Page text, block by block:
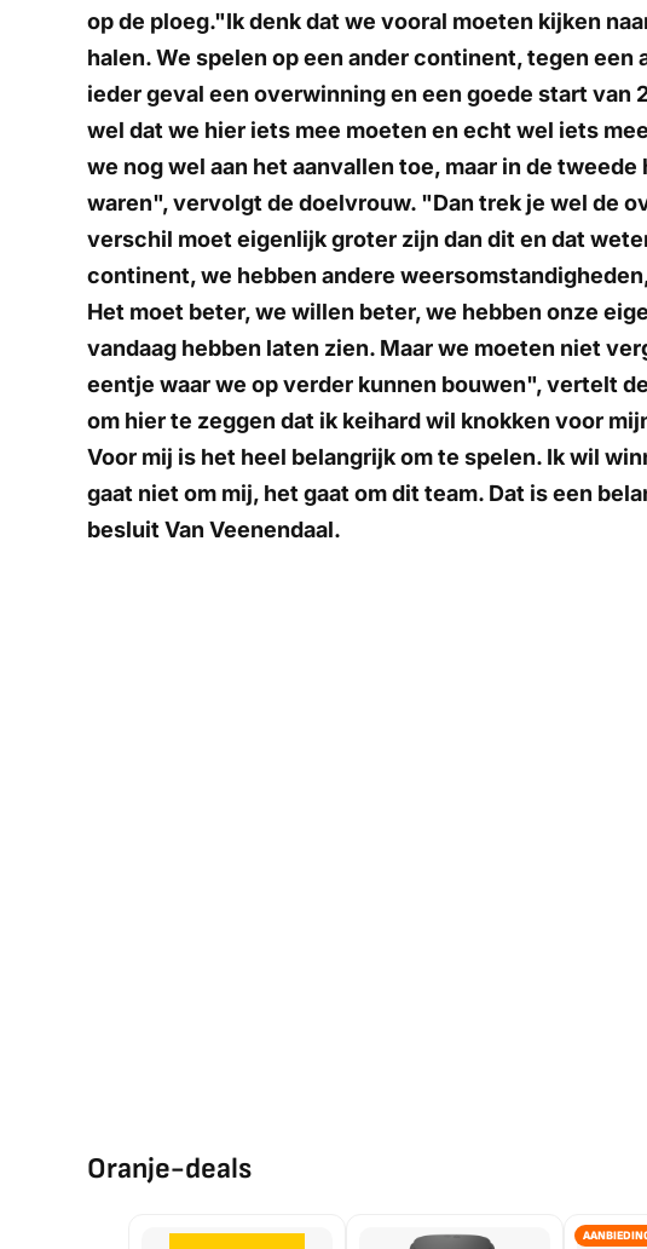
op de ploeg."Ik denk dat we vooral moeten kijken
halen. We spelen op een ander continent, tegen een
ieder geval een overwinning en een goede start van
wel dat we hier iets mee moeten en echt wel iets
we nog wel aan het aanvallen toe, maar in de
waren", vervolgt de doelvrouw. "Dan trek je wel de
verschil moet eigenlijk groter zijn dan dit en dat
continent, we hebben andere
Het moet beter, we willen beter, we hebben onze
vandaag hebben laten zien. Maar we moeten niet
eentje waar we op verder kunnen bouwen", vertelt
om hier te zeggen dat ik keihard wil knokken voor
Voor mij is het heel belangrijk om te spelen. Ik wil
gaat niet om mij, het gaat om dit team. Dat is een
besluit Van Veenendaal.
Oranje-deals